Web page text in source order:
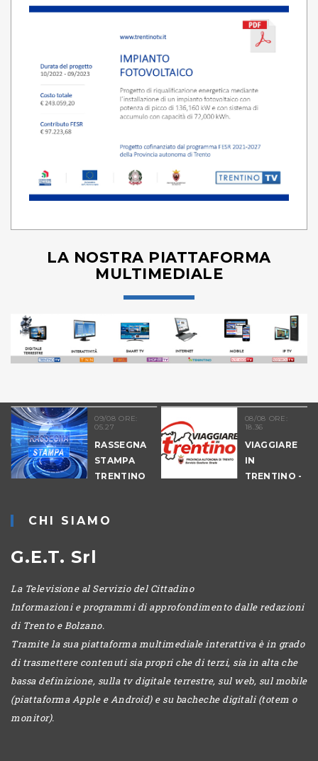
LA NOSTRA PIATTAFORMA
MULTIMEDIALE
09/08 ORE:
05.27
RASSEGNA
STAMPA
TRENTINO
08/08 ORE:
18.36
VIAGGIARE
IN
TRENTINO -
CHI SIAMO
G.E.T. Srl
La Televisione al Servizio del Cittadino
Informazioni e programmi di approfondimento dalle redazioni
di Trento e Bolzano.
Tramite la sua piattaforma multimediale interattiva è in grado
di trasmettere contenuti sia propri che di terzi, sia in alta che
bassa definizione, sulla tv digitale terrestre, sul web, sul mobile
(piattaforma Apple e Android) e su bacheche digitali (totem o
monitor).